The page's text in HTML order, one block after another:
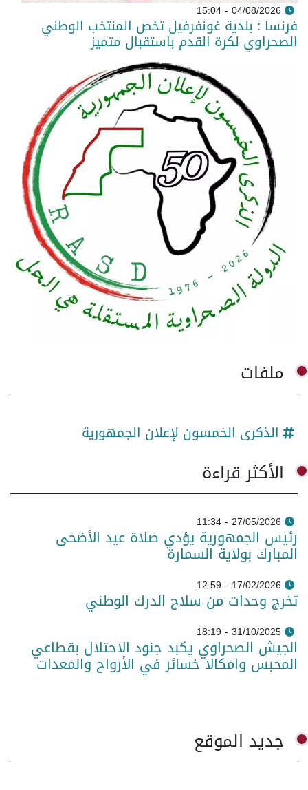
04/08/2026 - 15:04
فرنسا : بلدية غونفرفيل تخص المنتخب الوطني
الصحراوي لكرة القدم باستقبال متميز
ملفات
الذكرى الخمسون لإعلان الجمهورية
الأكثر قراءة
27/05/2026 - 11:34
رئيس الجمهورية يؤدي صلاة عيد الأضحى
المبارك بولاية السمارة
17/02/2026 - 12:59
تخرج وحدات من سلاح الدرك الوطني
31/10/2025 - 18:19
الجيش الصحراوي يكبد جنود الاحتلال بقطاعي
المحبس وامكالا خسائر في الأرواح والمعدات
جديد الموقع